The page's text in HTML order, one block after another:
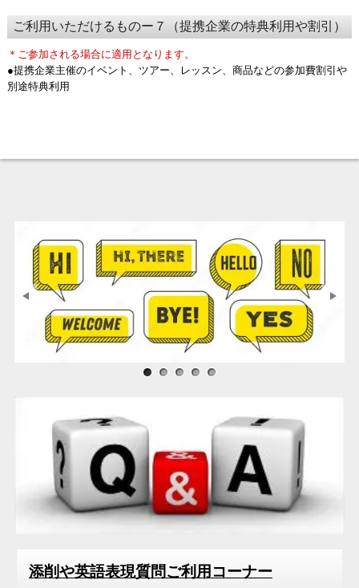
ご利用いただけるものー７（提携企業の特典利用や割引）
＊ご参加される場合に適用となります。
●提携企業主催のイベント、ツアー、レッスン、商品などの参加費割引や
別途特典利用
サンプル画像1
サンプル画像2
サンプル画像3
添削や英語表現質問ご利用コーナー